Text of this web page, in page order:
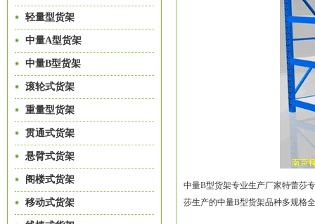
轻量型货架
中量A型货架
中量B型货架
滚轮式货架
重量型货架
贯通式货架
悬臂式货架
阁楼式货架
移动式货架
中量B型货架专业生产厂家特蕾莎
莎生产的中量B型货架品种多规格